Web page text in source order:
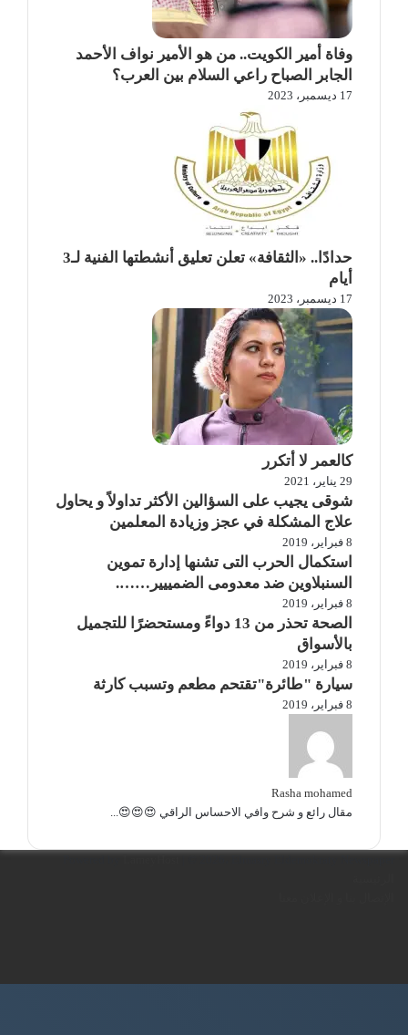
وفاة أمير الكويت.. من هو الأمير نواف الأحمد
الجابر الصباح راعي السلام بين العرب؟
17 ديسمبر، 2023
حدادًا.. «الثقافة» تعلن تعليق أنشطتها الفنية لـ3
أيام
17 ديسمبر، 2023
كالعمر لا أتكرر
29 يناير، 2021
شوقى يجيب على السؤالين الأكثر تداولاً و يحاول
علاج المشكلة في عجز وزيادة المعلمين
8 فبراير، 2019
استكمال الحرب التى تشنها إدارة تموين
السنبلاوين ضد معدومى الضمييير…….
8 فبراير، 2019
الصحة تحذر من 13 دواءً ومستحضرًا للتجميل
بالأسواق
8 فبراير، 2019
سيارة "طائرة"تقتحم مطعم وتسبب كارثة
8 فبراير، 2019
Rasha mohamed
مقال رائع و شرح وافي الاحساس الراقي 😍😍😍...